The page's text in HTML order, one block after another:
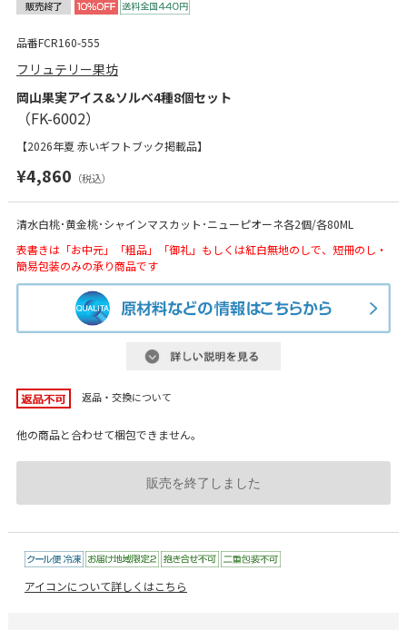
品番FCR160-555
フリュテリー果坊
岡山果実アイス&ソルベ4種8個セット
【2026年夏 赤いギフトブック掲載品】
¥4,860 （税込）
清水白桃･黄金桃･シャインマスカット･ニューピオーネ各2個/各80ML
表書きは「お中元」「粗品」「御礼」もしくは紅白無地のしで、短冊のし・
簡易包装のみの承り商品です
返品・交換について
他の商品と合わせて梱包できません。
販売を終了しました
アイコンについて詳しくはこちら